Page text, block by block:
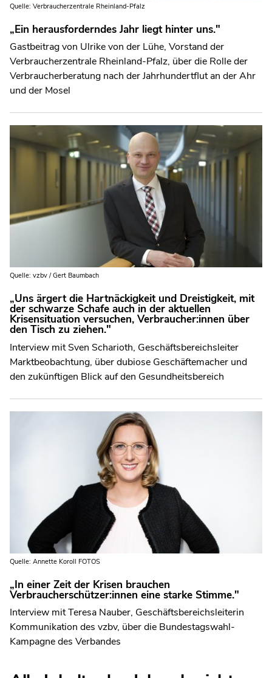
Quelle: Verbraucherzentrale Rheinland-Pfalz
„Ein herausforderndes Jahr liegt hinter uns."
Gastbeitrag von Ulrike von der Lühe, Vorstand der
Verbraucherzentrale Rheinland-Pfalz, über die Rolle der
Verbraucherberatung nach der Jahrhundertflut an der Ahr
und der Mosel
Quelle: vzbv / Gert Baumbach
„Uns ärgert die Hartnäckigkeit und Dreistigkeit, mit
der schwarze Schafe auch in der aktuellen
Krisensituation versuchen, Verbraucher:innen über
den Tisch zu ziehen."
Interview mit Sven Scharioth, Geschäftsbereichsleiter
Marktbeobachtung, über dubiose Geschäftemacher und
den zukünftigen Blick auf den Gesundheitsbereich
Quelle: Annette Koroll FOTOS
„In einer Zeit der Krisen brauchen
Verbraucherschützer:innen eine starke Stimme."
Interview mit Teresa Nauber, Geschäftsbereichsleiterin
Kommunikation des vzbv, über die Bundestagswahl-
Kampagne des Verbandes